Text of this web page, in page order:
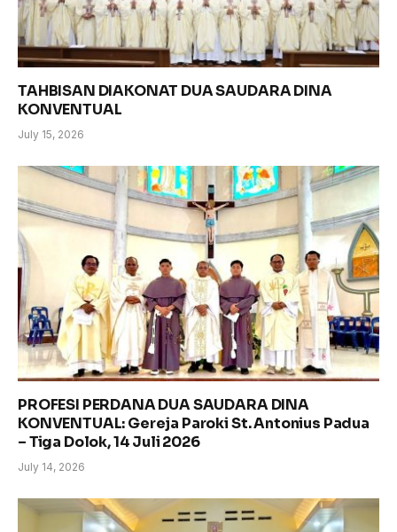
TAHBISAN DIAKONAT DUA SAUDARA DINA
KONVENTUAL
July 15, 2026
PROFESI PERDANA DUA SAUDARA DINA
KONVENTUAL: Gereja Paroki St. Antonius Padua
– Tiga Dolok, 14 Juli 2026
July 14, 2026